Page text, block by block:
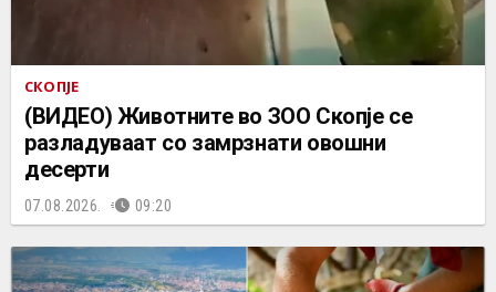
СКОПЈЕ
(ВИДЕО) Животните во ЗОО Скопје се
разладуваат со замрзнати овошни
десерти
07.08.2026. 09:20